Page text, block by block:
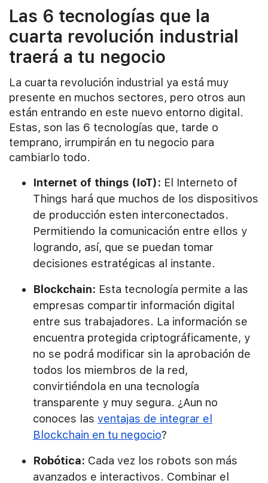
Las 6 tecnologías que la
cuarta revolución industrial
traerá a tu negocio
La cuarta revolución industrial ya está muy
presente en muchos sectores, pero otros aun
están entrando en este nuevo entorno digital.
Estas, son las 6 tecnologías que, tarde o
temprano, irrumpirán en tu negocio para
cambiarlo todo.
Internet of things (IoT): El Interneto of
Things hará que muchos de los dispositivos
de producción esten interconectados.
Permitiendo la comunicación entre ellos y
logrando, así, que se puedan tomar
decisiones estratégicas al instante.
Blockchain: Esta tecnología permite a las
empresas compartir información digital
entre sus trabajadores. La información se
encuentra protegida criptográficamente, y
no se podrá modificar sin la aprobación de
todos los miembros de la red,
convirtiéndola en una tecnología
transparente y muy segura. ¿Aun no
conoces las ventajas de integrar el
Blockchain en tu negocio?
Robótica: Cada vez los robots son más
avanzados e interactivos. Combinar el